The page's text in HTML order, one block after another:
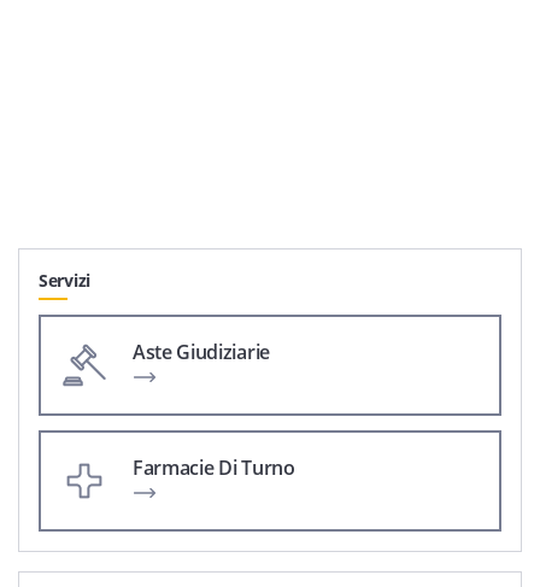
Servizi
Aste Giudiziarie
Farmacie Di Turno